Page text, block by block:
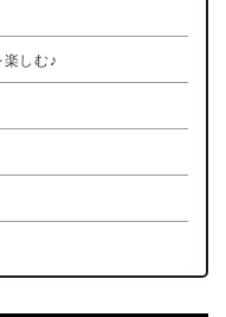
しむ♪